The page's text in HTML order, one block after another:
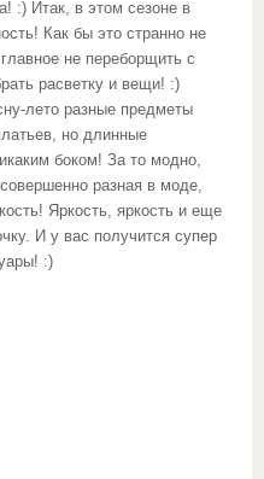
:) Итак, в этом сезоне в
Как бы это странно не
не переборщить с
расветку и вещи! :)
лето разные предметы
но длинные
боком! За то модно,
разная в моде,
Яркость, яркость и еще
И у вас получится супер
:)